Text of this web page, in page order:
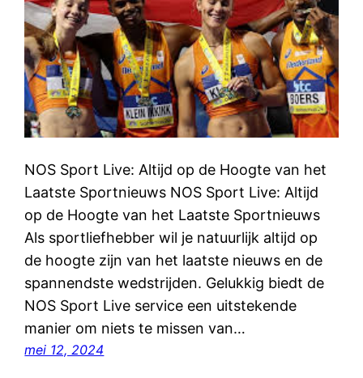
NOS Sport Live: Altijd op de Hoogte van het
Laatste Sportnieuws NOS Sport Live: Altijd
op de Hoogte van het Laatste Sportnieuws
Als sportliefhebber wil je natuurlijk altijd op
de hoogte zijn van het laatste nieuws en de
spannendste wedstrijden. Gelukkig biedt de
NOS Sport Live service een uitstekende
manier om niets te missen van…
mei 12, 2024